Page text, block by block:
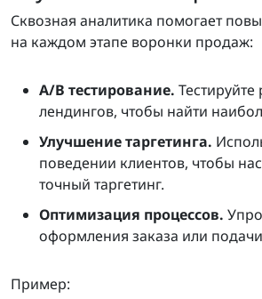
Сквозная аналитика помогает
на каждом этапе воронки продаж:
A/B тестирование.
лендингов, чтобы найти
Улучшение таргетинга.
поведении клиентов, чтобы
точный таргетинг.
Оптимизация процессов.
оформления заказа или
Пример: